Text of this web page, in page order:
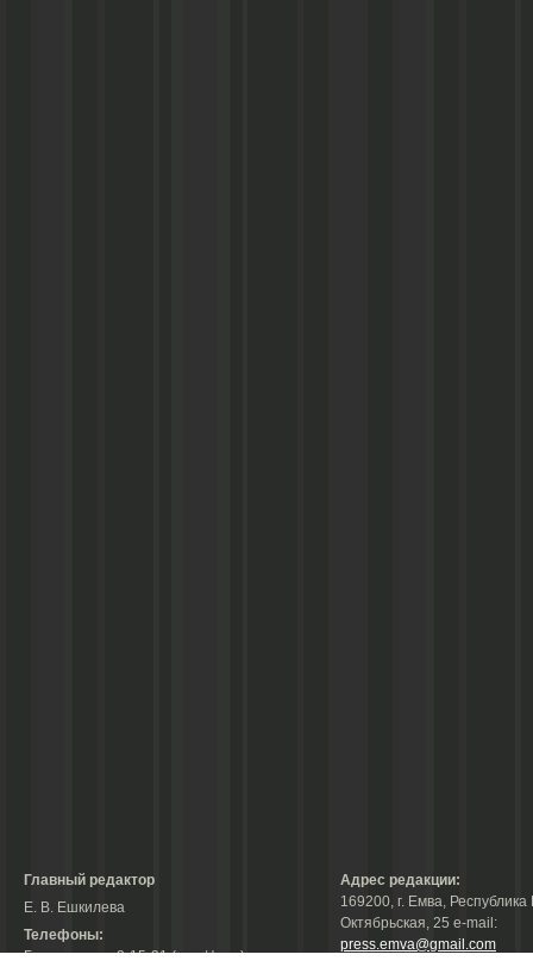
Главный редактор
Е. В. Ешкилева
Телефоны:
Гл. редактор: 2-15-31 (тел./факс);
Адрес редакции:
169200, г. Емва, Республика
Октябрьская, 25 е-mail:
press.emva@gmail.com